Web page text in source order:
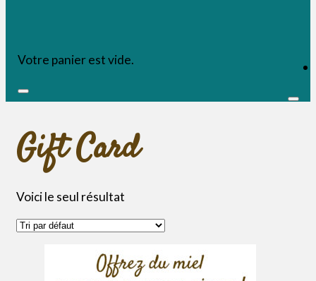
Votre panier est vide.
Gift Card
Voici le seul résultat